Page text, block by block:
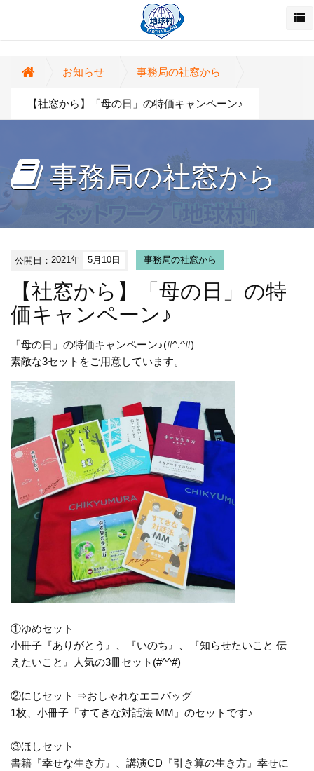
お知らせ 事務局の社窓から
【社窓から】「母の日」の特価キャンペーン♪
事務局の社窓から
公開日：2021年 5月10日 事務局の社窓から
【社窓から】「母の日」の特
価キャンペーン♪
「母の日」の特価キャンペーン♪(#^.^#)
素敵な3セットをご用意しています。
①ゆめセット
小冊子『ありがとう』、『いのち』、『知らせたいこと 伝
えたいこと』
人気の3冊セット(#^^#)
②にじセット ⇒おしゃれなエコバッグ
1枚、小冊子『すてきな対話法 MM』のセットです♪
③ほしセット
書籍『幸せな生き方』、講演CD『引き算の生き方』幸せに